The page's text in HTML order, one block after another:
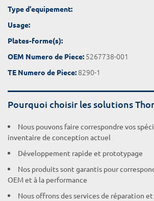
Type d'equipement:
Usage:
Plates-forme(s):
OEM Numero de Piece: 5267738-001
TE Numero de Piece: 8290-1
Pourquoi choisir les solutions
Nous pouvons faire correspondre vos
inventaire de conception actuel
Développement rapide et prototypage
Nos produits sont garantis pour
OEM et à la performance
Nous offrons des services de réparation